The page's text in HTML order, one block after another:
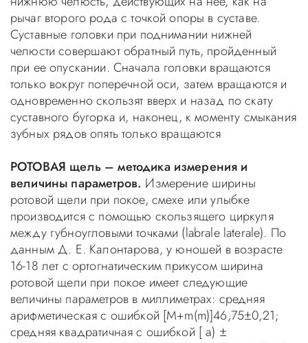
рычаг второго рода с точкой опоры в суставе.
Суставные головки при поднимании нижней
челюсти совершают обратный путь, пройденный
при ее опускании. Сначала головки вращаются
только вокруг поперечной оси, затем вращаются и
одновременно скользят вверх и назад по скату
суставного бугорка и, наконец, к моменту смыкания
зубных рядов опять только вращаются
РОТОВАЯ щель – методика измерения и
величины параметров. Измерение ширины
ротовой щели при покое, смехе или улыбке
производится с помощью скользящего циркуля
между губноугловыми точками (labrale laterale). По
данным Д. Е. Калонтарова, у юношей в возрасте
16-18 лет с ортогнатическим прикусом ширина
ротовой щели при покое имеет следующие
величины параметров в миллиметрах: средняя
арифметическая с ошибкой [M+m(m)]46,75±0,21;
средняя квадратичная с ошибкой [ а) ±